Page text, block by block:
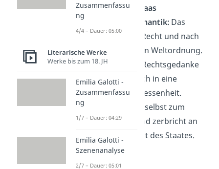
Michael Kohlhaas
Typisch Romantik: Das
Streben nach Recht und nach
einer gerechten Weltordnung.
→Bruch:
Der Rechtsgedanke
radikalisiert sich in eine
fanatische Besessenheit.
Kohlhaas wird selbst zum
Gewalttäter und zerbricht an
der Unfähigkeit des Staates.
Zusammenfassu
ng
4/4 – Dauer: 05:00
Literarische Werke
Werke bis zum 18. JH
Emilia Galotti -
Zusammenfassu
ng
1/7 – Dauer: 04:29
Emilia Galotti -
Szenenanalyse
2/7 – Dauer: 05:01